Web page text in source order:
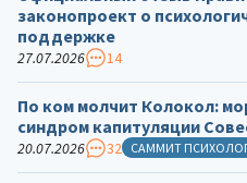
законопроект о
поддержке
27.07.2026 14
По ком молчит Колокол:
синдром капитуляции
20.07.2026 32 САММИТ